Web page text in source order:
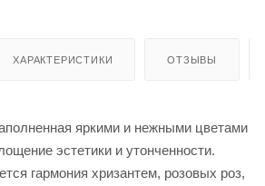
ХАРАКТЕРИСТИКИ ОТЗЫВЫ
яркими и нежными цветами
эстетики и утонченности.
гармония хризантем, розовых роз,